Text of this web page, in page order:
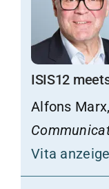
ISIS12
Alfons Marx,
Vita